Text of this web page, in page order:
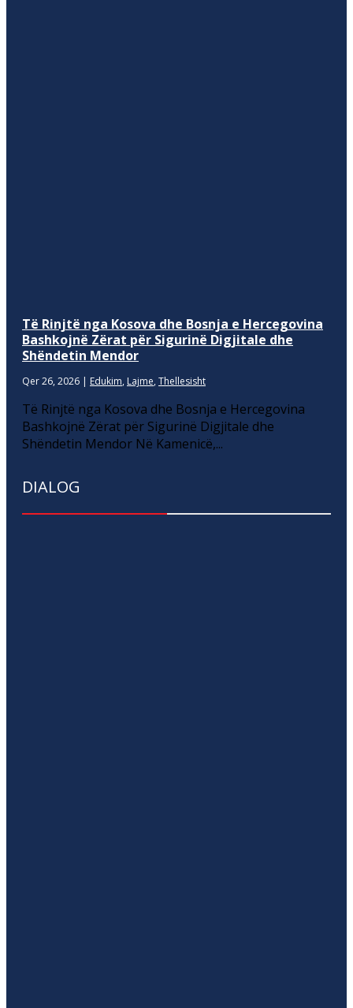
Të Rinjtë nga Kosova dhe Bosnja e Hercegovina
Bashkojnë Zërat për Sigurinë Digjitale dhe
Shëndetin Mendor
Qer 26, 2026 | Edukim, Lajme, Thellesisht
Të Rinjtë nga Kosova dhe Bosnja e Hercegovina
Bashkojnë Zërat për Sigurinë Digjitale dhe
Shëndetin Mendor Në Kamenicë,...
DIALOG